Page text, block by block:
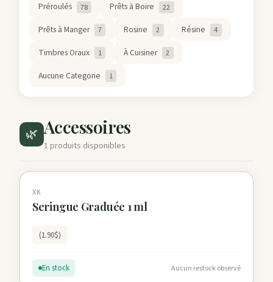
Préroulés 78 Prêts à Boire 22
Prêts à Manger 7 Rosine 2 Résine 4
Timbres Oraux 1 À Cuisiner 2
Aucune Categorie 1
🌿 Accessoires
1 produits disponibles
XK
Seringue Graduée 1 ml
(1.90$)
En stock Aucun restock observé